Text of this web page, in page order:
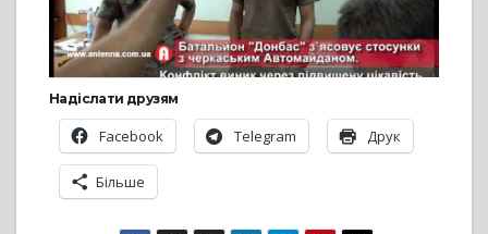
Надіслати друзям
Facebook Telegram Друк
Більше